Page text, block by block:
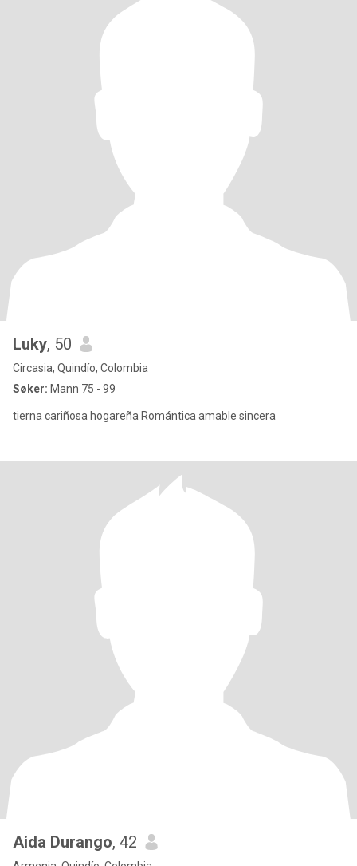
Luky, 50
Circasia, Quindío, Colombia
Søker: Mann 75 - 99
tierna cariñosa hogareña Romántica amable sincera
Aida Durango, 42